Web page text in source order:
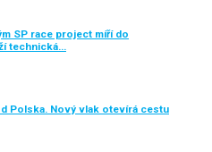
SP race project míří do
technická…
Polska. Nový vlak otevírá cestu